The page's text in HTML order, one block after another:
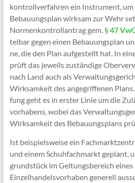
kon­troll­ver­fah­ren ein Instru­ment, um
Bebau­ungs­plan wirk­sam zur Wehr
Nor­men­kon­troll­an­trag gem. § 47
tel­bar gegen einen Bebau­ungs­plan
ne, die den Plan auf­ge­stellt hat. In
prüft das jeweils zustän­di­ge
nach Land auch als
Wirk­sam­keit des ange­grif­fe­nen
fung geht es in ers­ter Linie um die
vor­ha­bens, wobei das
Wirk­sam­keit des Bebau­ungs­plans
Ist bei­spiels­wei­se ein
und einem Schuh­fach­markt geplant,
grund­stück im Gel­tungs­be­reich
Ein­zel­han­dels­vor­ha­ben gene­rell